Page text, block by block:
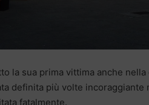
la sua prima vittima anche nella
definita più volte incoraggiante
fatalmente.